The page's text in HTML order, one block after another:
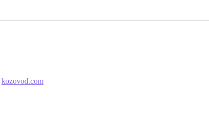
kozovod.com